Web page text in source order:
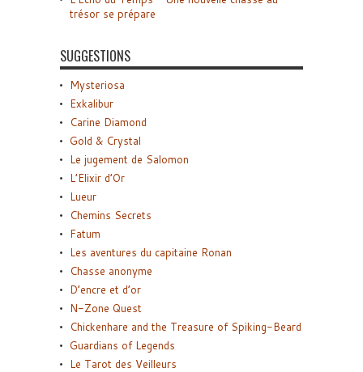
trésor se prépare
SUGGESTIONS
Mysteriosa
Exkalibur
Carine Diamond
Gold & Crystal
Le jugement de Salomon
L’Elixir d’Or
Lueur
Chemins Secrets
Fatum
Les aventures du capitaine Ronan
Chasse anonyme
D’encre et d’or
N-Zone Quest
Chickenhare and the Treasure of Spiking-Beard
Guardians of Legends
Le Tarot des Veilleurs